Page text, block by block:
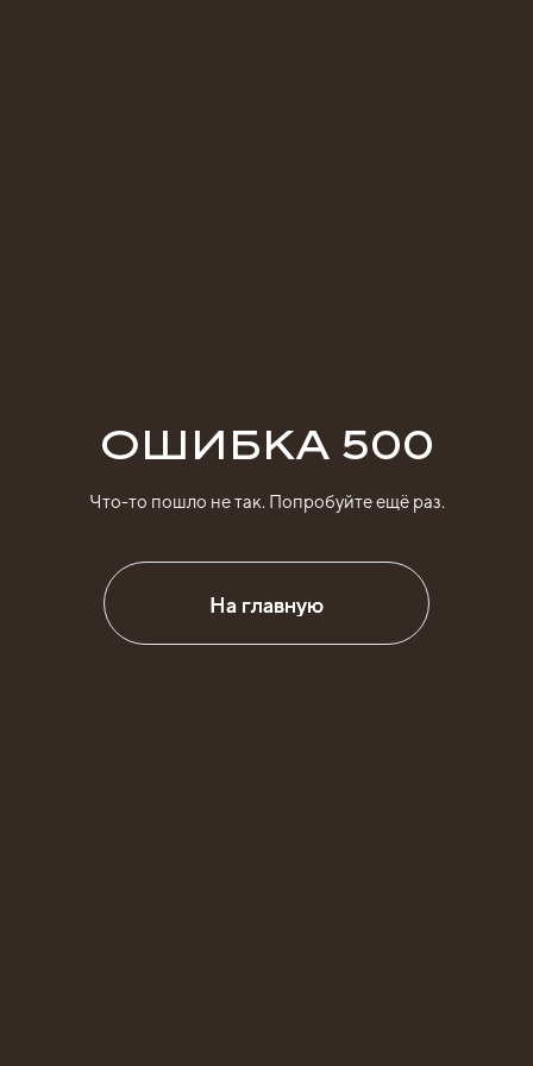
ОШИБКА 500
Что-то пошло не так. Попробуйте ещё раз.
На главную
На главную